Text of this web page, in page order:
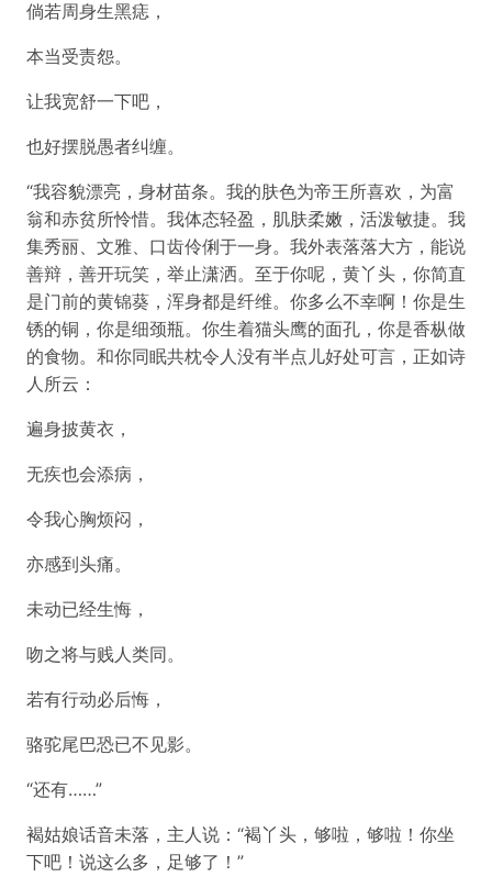
倘若周身生黑痣，
本当受责怨。
让我宽舒一下吧，
也好摆脱愚者纠缠。
“我容貌漂亮，身材苗条。我的肤色为帝王所喜欢，为富
翁和赤贫所怜惜。我体态轻盈，肌肤柔嫩，活泼敏捷。我
集秀丽、文雅、口齿伶俐于一身。我外表落落大方，能说
善辩，善开玩笑，举止潇洒。至于你呢，黄丫头，你简直
是门前的黄锦葵，浑身都是纤维。你多么不幸啊！你是生
锈的铜，你是细颈瓶。你生着猫头鹰的面孔，你是香枞做
的食物。和你同眠共枕令人没有半点儿好处可言，正如诗
人所云：
遍身披黄衣，
无疾也会添病，
令我心胸烦闷，
亦感到头痛。
未动已经生悔，
吻之将与贱人类同。
若有行动必后悔，
骆驼尾巴恐已不见影。
“还有……”
褐姑娘话音未落，主人说：“褐丫头，够啦，够啦！你坐
下吧！说这么多，足够了！”